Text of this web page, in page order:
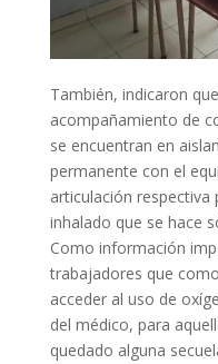
También, indicaron
acompañamiento de
se encuentran en
permanente con el
articulación respectiva
inhalado que se hace
Como información
trabajadores que
acceder al uso de
del médico, para
quedado alguna